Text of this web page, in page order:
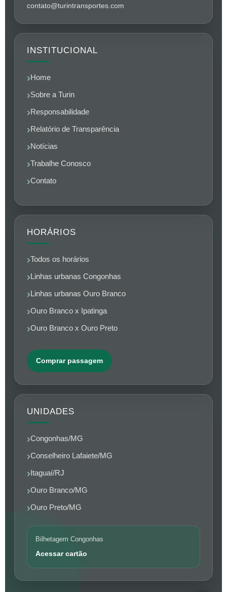
contato@turintransportes.com
INSTITUCIONAL
Home
Sobre a Turin
Responsabilidade
Relatório de Transparência
Notícias
Trabalhe Conosco
Contato
HORÁRIOS
Todos os horários
Linhas urbanas Congonhas
Linhas urbanas Ouro Branco
Ouro Branco x Ipatinga
Ouro Branco x Ouro Preto
Comprar passagem
UNIDADES
Congonhas/MG
Conselheiro Lafaiete/MG
Itaguaí/RJ
Ouro Branco/MG
Ouro Preto/MG
Bilhetagem Congonhas
Acessar cartão